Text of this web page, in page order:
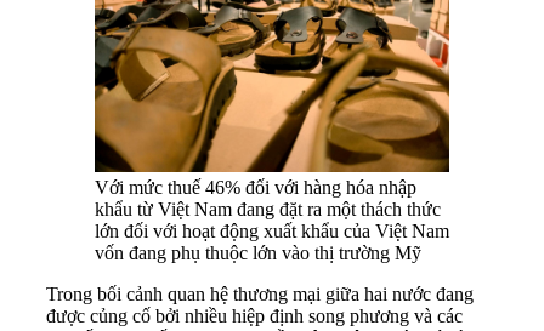
Với mức thuế 46% đối với hàng hóa nhập
khẩu từ Việt Nam đang đặt ra một thách thức
lớn đối với hoạt động xuất khẩu của Việt Nam
vốn đang phụ thuộc lớn vào thị trường Mỹ
Trong bối cảnh quan hệ thương mại giữa hai nước đang
được củng cố bởi nhiều hiệp định song phương và các